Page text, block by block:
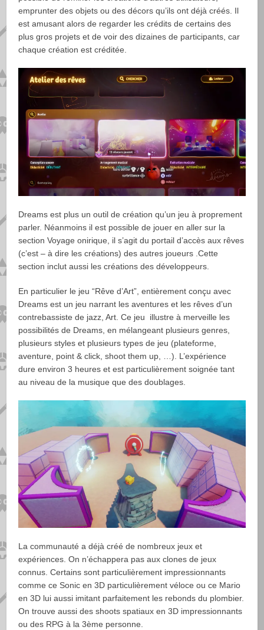
emprunter des objets ou des décors qu’ils ont déjà créés. Il
est amusant alors de regarder les crédits de certains des
plus gros projets et de voir des dizaines de participants, car
chaque création est créditée.
Dreams est plus un outil de création qu’un jeu à proprement
parler. Néanmoins il est possible de jouer en aller sur la
section Voyage onirique, il s’agit du portail d’accès aux rêves
(c’est – à dire les créations) des autres joueurs .Cette
section inclut aussi les créations des développeurs.
En particulier le jeu “Rêve d’Art”, entièrement conçu avec
Dreams est un jeu narrant les aventures et les rêves d’un
contrebassiste de jazz, Art. Ce jeu illustre à merveille les
possibilités de Dreams, en mélangeant plusieurs genres,
plusieurs styles et plusieurs types de jeu (plateforme,
aventure, point & click, shoot them up, …). L’expérience
dure environ 3 heures et est particulièrement soignée tant
au niveau de la musique que des doublages.
La communauté a déjà créé de nombreux jeux et
expériences. On n’échappera pas aux clones de jeux
connus. Certains sont particulièrement impressionnants
comme ce Sonic en 3D particulièrement véloce ou ce Mario
en 3D lui aussi imitant parfaitement les rebonds du plombier.
On trouve aussi des shoots spatiaux en 3D impressionnants
ou des RPG à la 3ème personne.